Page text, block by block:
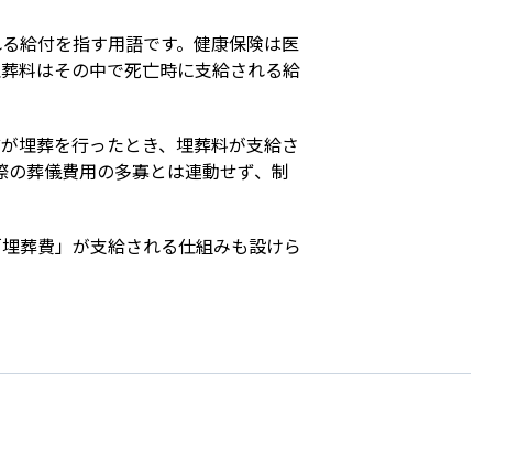
給付を指す用語です。健康保険は医
料はその中で死亡時に支給される給
埋葬を行ったとき、埋葬料が支給さ
葬儀費用の多寡とは連動せず、制
葬費」が支給される仕組みも設けら